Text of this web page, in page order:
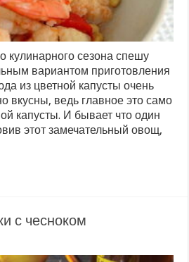
кулинарного сезона спешу
вариантом приготовления
из цветной капусты очень
вкусны, ведь главное это само
капусты. И бывает что один
этот замечательный овощ,
с чесноком